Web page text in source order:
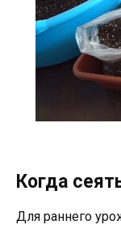
Когда
Для раннего